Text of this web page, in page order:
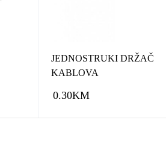
JEDNOSTRUKI DRŽAČ
KABLOVA
0.30KM